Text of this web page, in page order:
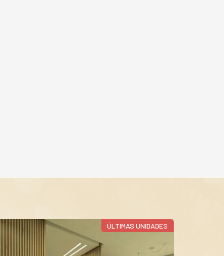
ÚLTIMAS UNIDADES